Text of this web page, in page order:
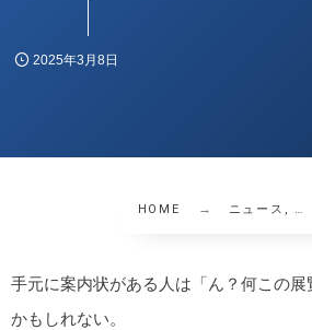
2025年3月8日
HOME ニュース, …
手元に案内状がある人は「ん？何この展
かもしれない。